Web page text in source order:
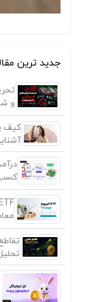
جدید ترین
و
کسب